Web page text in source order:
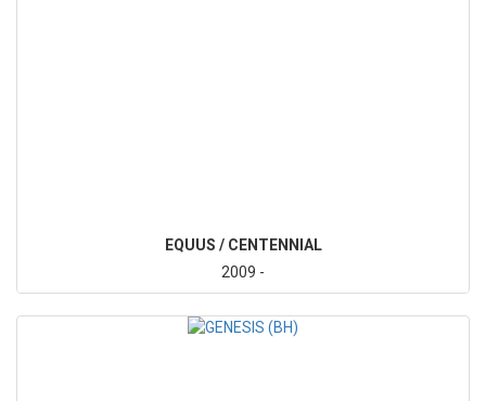
EQUUS / CENTENNIAL
2009 -